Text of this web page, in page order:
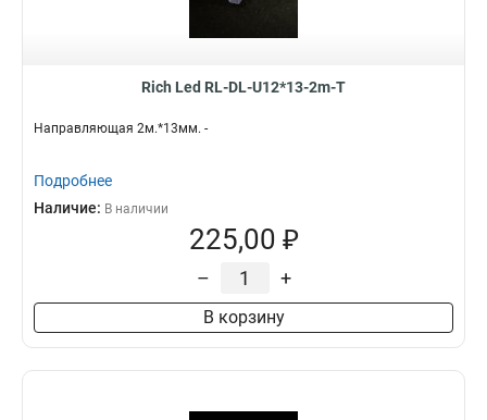
Rich Led RL-DL-U12*13-2m-T
Направляющая 2м.*13мм. -
Подробнее
Наличие: В наличии
225,00 ₽
– +
В корзину